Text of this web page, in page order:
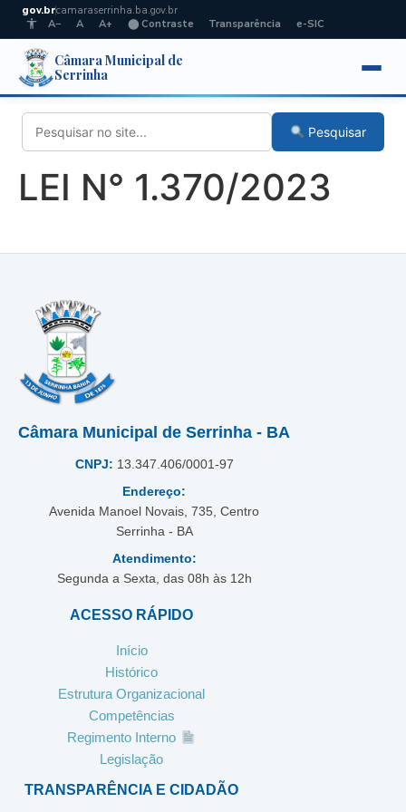
gov.brcamaraserrinha.ba.gov.br
A−
A A+ ⬤ Contraste Transparência e-SIC
Câmara Municipal de
Serrinha
Pesquisar
LEI N° 1.370/2023
Câmara Municipal de Serrinha - BA
CNPJ: 13.347.406/0001-97
Endereço:
Avenida Manoel Novais, 735, Centro
Serrinha - BA
Atendimento:
Segunda a Sexta, das 08h às 12h
ACESSO RÁPIDO
Início
Histórico
Estrutura Organizacional
Competências
Regimento Interno
Legislação
TRANSPARÊNCIA E CIDADÃO